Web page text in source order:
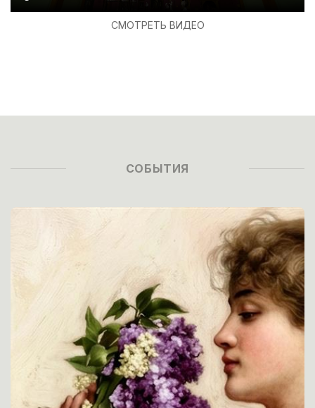
СМОТРЕТЬ ВИДЕО
СОБЫТИЯ